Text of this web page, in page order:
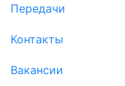
Передачи
Контакты
Вакансии